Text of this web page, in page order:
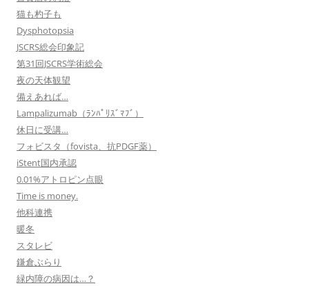
猫も杓子も
Dysphotopsia
JSCRS総会印象記
第31回JSCRS学術総会
夜の天体観望
備えあれば…
Lampalizumab（ﾗﾝﾊﾟﾘｽﾞﾏﾌﾞ）
休日に受講…
フォビスタ（fovista、抗PDGF薬）
iStent国内承認
0.01%アトロピン点眼
Time is money.
他科連携
暖冬
スタレビ
鎌倉ぶらり
緑内障の病因は…？